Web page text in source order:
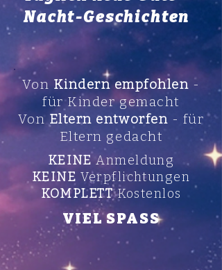
Nacht-Geschichten
Von Kindern empfohlen -
für Kinder gemacht
VonEltern entworfen - für
Eltern gedacht
KEINE Anmeldung
KEINE Verpflichtungen
KOMPLETTKostenlos
VIEL SPASS